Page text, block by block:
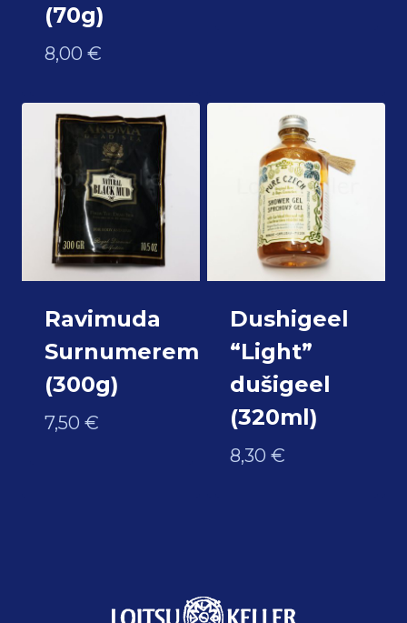
(70g)
8,00 €
Ravimuda
Surnumeremineraalidega
(300g)
7,50 €
Dushigeel
“Light”
dušigeel
(320ml)
8,30 €